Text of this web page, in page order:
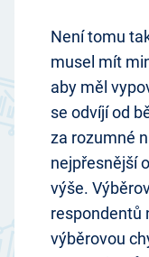
Není tomu
musel mít
aby měl
se odvíjí od
za rozumné
nejpřesnější
výše.
respondentů
výběrovou